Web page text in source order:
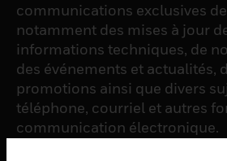
communications exclusives
notamment des mises à jour
informations techniques, de
des événements et actualités,
promotions ainsi que divers
téléphone, courriel et autres
communication électronique.